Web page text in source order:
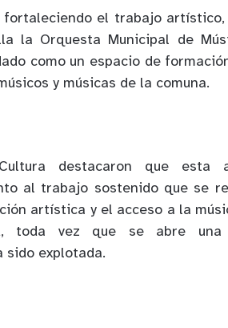
el trabajo artístico,
la Orquesta Municipal de
como un espacio de
y músicas de la comuna.
destacaron que esta
al trabajo sostenido que se
artística y el acceso a la
toda vez que se abre
sido explotada.